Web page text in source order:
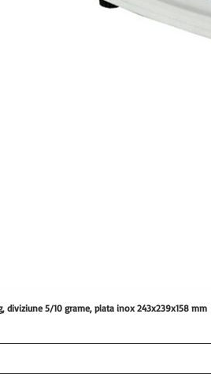
diviziune 5/10 grame, plata inox 243x239x158 mm